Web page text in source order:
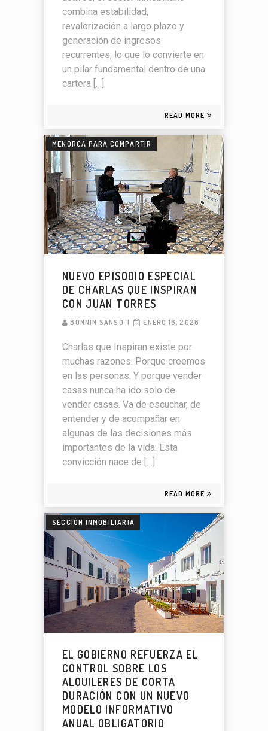
combina estabilidad,
revalorización a largo plazo y
generación de ingresos
recurrentes, lo que lo convierte en
un pilar fundamental dentro de una
cartera […]
READ MORE
MENORCA PARA COMPARTIR
NUEVO EPISODIO ESPECIAL
DE CHARLAS QUE INSPIRAN
CON JUAN TORRES
BONNIN SANSO ENERO 16, 2026
Charlas que Inspiran existe por
muchas razones. Porque creemos
en las personas. Y porque vender
casas nunca ha ido solo de
vender casas. Va de escuchar, de
entender y de acompañar en
algunas de las decisiones más
importantes de la vida. Esta
convicción nace de […]
READ MORE
SECCIÓN INMOBILIARIA
EL GOBIERNO REFUERZA EL
CONTROL SOBRE LOS
ALQUILERES DE CORTA
DURACIÓN CON UN NUEVO
MODELO INFORMATIVO
ANUAL OBLIGATORIO